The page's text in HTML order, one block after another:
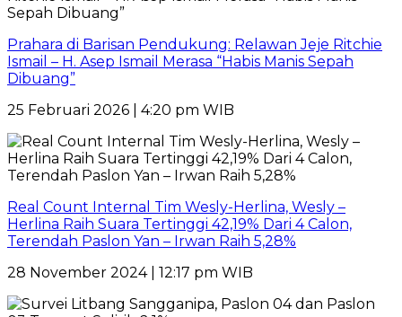
Prahara di Barisan Pendukung: Relawan Jeje Ritchie
Ismail – H. Asep Ismail Merasa “Habis Manis Sepah
Dibuang”
25 Februari 2026 | 4:20 pm WIB
Real Count Internal Tim Wesly-Herlina, Wesly –
Herlina Raih Suara Tertinggi 42,19% Dari 4 Calon,
Terendah Paslon Yan – Irwan Raih 5,28%
28 November 2024 | 12:17 pm WIB